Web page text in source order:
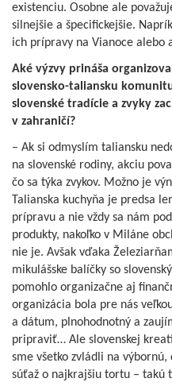
existenciu. Osobne ale
silnejšie a špecifickejšie.
ich prípravy na Vianoce alebo
Aké výzvy prináša
slovensko-taliansku
slovenské tradície a zvyky
v zahraničí?
– Ak si odmyslím taliansku
na slovenské rodiny, akciu
čo sa týka zvykov. Možno je
Talianska kuchyňa je predsa
prípravu a nie vždy sa nám
produkty, nakoľko v Miláne
nie je. Avšak vďaka
mikulášske balíčky so
pomohlo organizačne aj
organizácia bola pre nás
a dátum, plnohodnotný a
pripraviť… Ale slovenskej
sme všetko zvládli na
súťaž o najkrajšiu tortu – takú